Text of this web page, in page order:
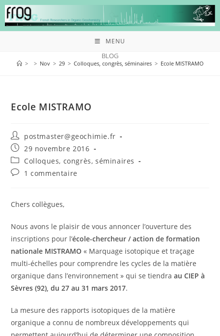
MENU
BLOG
> > Nov > 29 > Colloques, congrès, séminaires > Ecole MISTRAMO
Ecole MISTRAMO
postmaster@geochimie.fr
29 novembre 2016
Colloques, congrès, séminaires
1 commentaire
Chers collègues,
Nous avons le plaisir de vous annoncer l’ouverture des
inscriptions pour l’école-chercheur / action de formation
nationale MISTRAMO « Marquage isotopique et traçage
multi-échelles pour comprendre les cycles de la matière
organique dans l’environnement » qui se tiendraau CIEP à
Sèvres (92), du 27 au 31 mars 2017.
La mesure des rapports isotopiques de la matière
organique a connu de nombreux développements qui